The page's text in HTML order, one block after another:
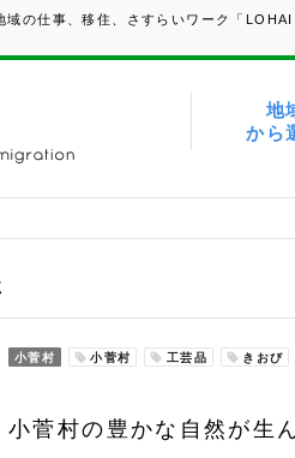
域の仕事、移住、さすらいワーク「
地
から
小菅村 小菅村 工芸品 きおび
小菅村の豊かな自然が生